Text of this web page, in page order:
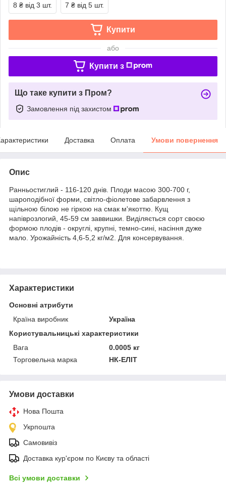
8 ₴ від 3 шт. 7 ₴ від 5 шт.
Купити
або
Купити з
Що таке купити з Пром?
Замовлення під захистом
Доставка Оплата Умови повернення
Опис
Ранньостиглий - 116-120 днів. Плоди масою 300-700 г,
шароподібної форми, світло-фіолетове забарвлення з
щільною білою не гіркою на смак м'якоттю. Кущ
напіврозлогий, 45-59 см заввишки. Виділяється сорт своєю
формою плодів - округлі, крупні, темно-сині, насіння дуже
мало. Урожайність 4,6-5,2 кг/м2. Для консервування.
Характеристики
Основні атрибути
Країна виробник
Україна
Користувальницькі характеристики
Вага
0.0005 кг
Торговельна марка
НК-ЕЛІТ
Умови доставки
Нова Пошта
Укрпошта
Самовивіз
Доставка кур'єром по Києву та області
Всі умови доставки